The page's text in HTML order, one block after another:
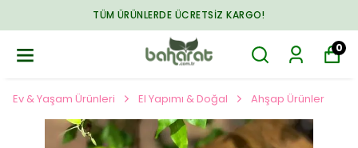
TÜM ÜRÜNLERDE ÜCRETSIZ KARGO!
0
Ev & Yaşam Ürünleri El Yapımı & Doğal Ahşap Ürünler